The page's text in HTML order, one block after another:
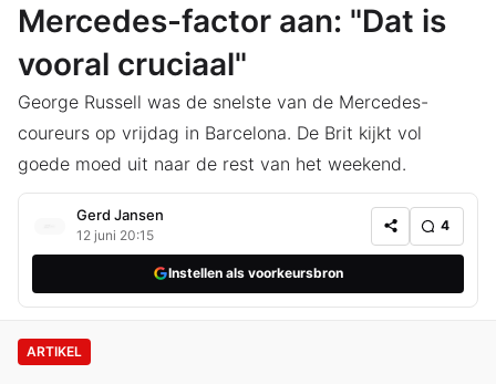
Mercedes-factor aan: "Dat is
vooral cruciaal"
George Russell was de snelste van de Mercedes-
coureurs op vrijdag in Barcelona. De Brit kijkt vol
goede moed uit naar de rest van het weekend.
Gerd Jansen
12 juni 20:15
4
Instellen als voorkeursbron
ARTIKEL